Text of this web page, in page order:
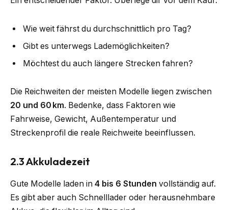
Wie weit fährst du durchschnittlich pro Tag?
Gibt es unterwegs Lademöglichkeiten?
Möchtest du auch längere Strecken fahren?
Die Reichweiten der meisten Modelle liegen zwischen
20 und 60 km. Bedenke, dass Faktoren wie
Fahrweise, Gewicht, Außentemperatur und
Streckenprofil die reale Reichweite beeinflussen.
2.3 Akkuladezeit
Gute Modelle laden in 4 bis 6 Stunden vollständig auf.
Es gibt aber auch Schnelllader oder herausnehmbare